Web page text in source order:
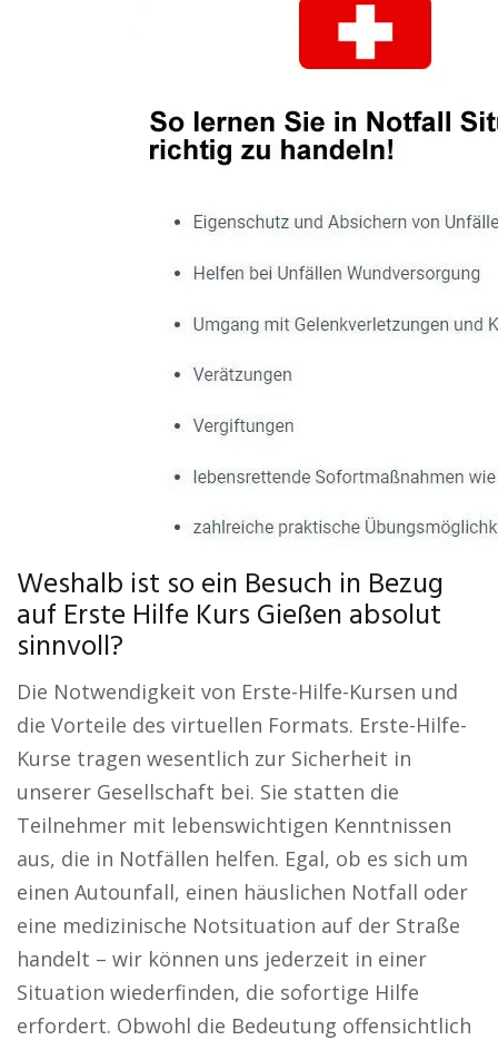
Weshalb ist so ein Besuch in Bezug
auf Erste Hilfe Kurs Gießen absolut
sinnvoll?
Die Notwendigkeit von Erste-Hilfe-Kursen und
die Vorteile des virtuellen Formats. Erste-Hilfe-
Kurse tragen wesentlich zur Sicherheit in
unserer Gesellschaft bei. Sie statten die
Teilnehmer mit lebenswichtigen Kenntnissen
aus, die in Notfällen helfen. Egal, ob es sich um
einen Autounfall, einen häuslichen Notfall oder
eine medizinische Notsituation auf der Straße
handelt – wir können uns jederzeit in einer
Situation wiederfinden, die sofortige Hilfe
erfordert. Obwohl die Bedeutung offensichtlich